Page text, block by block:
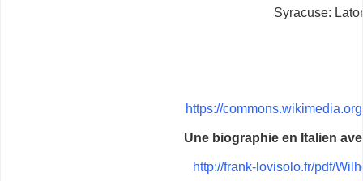
Syracuse:
https://
Une biographie en Italien
http://frank-lovisolo.fr/pdf/